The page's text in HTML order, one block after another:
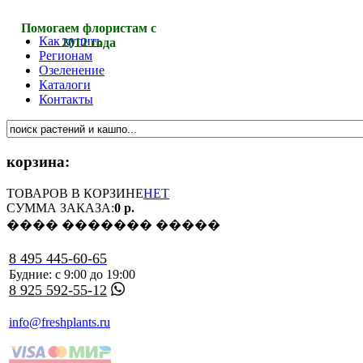
Помогаем флористам с
2012 года
Как купить
Регионам
Озеленение
Каталоги
Контакты
корзина:
ТОВАРОВ В КОРЗИНЕНЕТ
СУММА ЗАКАЗА:0 р.
���� ������� �����
8 495 445-60-65
Будние: с 9:00 до 19:00
8 925 592-55-12
info@freshplants.ru